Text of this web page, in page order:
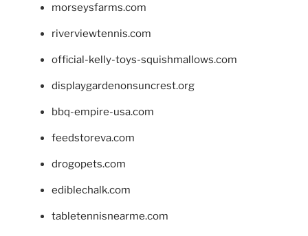
morseysfarms.com
riverviewtennis.com
official-kelly-toys-squishmallows.com
displaygardenonsuncrest.org
bbq-empire-usa.com
feedstoreva.com
drogopets.com
ediblechalk.com
tabletennisnearme.com